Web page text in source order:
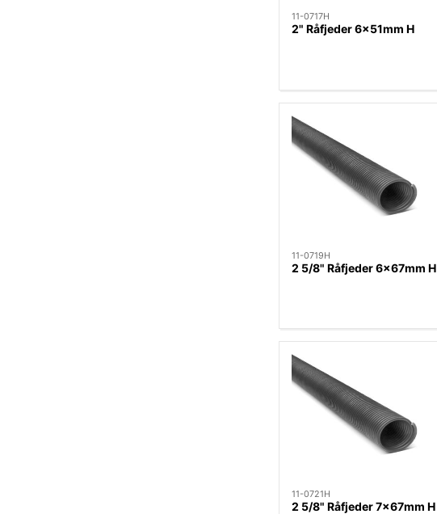
11-0717H
2" Råfjeder 6x51mm H
11-0719H
2 5/8" Råfjeder 6x67mm H
11-0721H
2 5/8" Råfjeder 7x67mm H